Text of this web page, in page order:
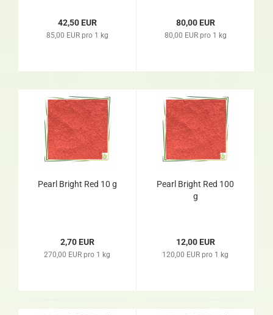
42,50 EUR
85,00 EUR pro 1 kg
80,00 EUR
80,00 EUR pro 1 kg
Pearl Bright Red 10 g
2,70 EUR
270,00 EUR pro 1 kg
Pearl Bright Red 100
g
12,00 EUR
120,00 EUR pro 1 kg